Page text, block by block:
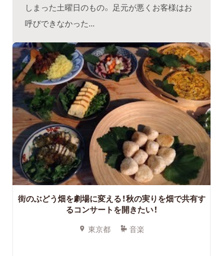
しまった土曜日のもの。 足元が悪くお客様はお
呼びできなかった...
街のぶどう畑を劇場に変える！秋の実りを畑で共有す
るコンサートを開きたい！
東京都 音楽